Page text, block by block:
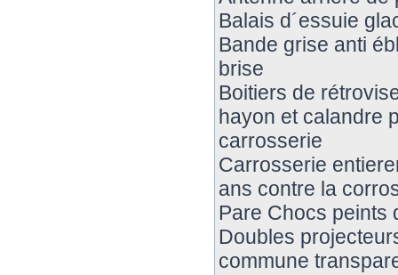
Balais d´essuie
Bande grise anti
brise
Boitiers de
hayon et calandre
carrosserie
Carrosserie
ans contre la
Pare Chocs peints
Doubles
commune